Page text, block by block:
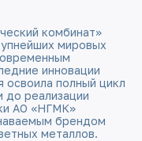
комбинат»
мировых
инновации
освоила полный цикл
до реализации
АО «НГМК»
брендом
металлов.